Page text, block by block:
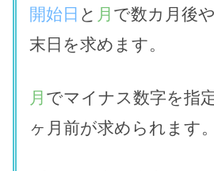
開始日 と 月 で数カ月後
末日を求めます。
月 でマイナス数字を指
ヶ月前が求められます。